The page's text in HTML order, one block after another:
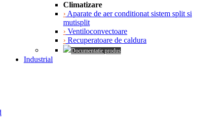
Climatizare
› Aparate de aer conditionat sistem split si
mutisplit
› Ventiloconvectoare
› Recuperatoare de caldura
Documentatie produs
Industrial